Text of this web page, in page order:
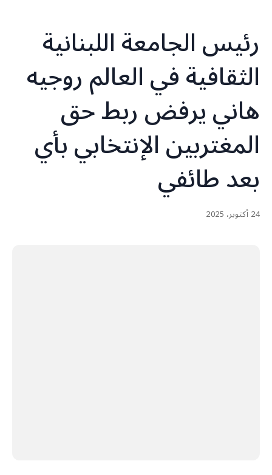
رئيس الجامعة اللبنانية
الثقافية في العالم روجيه
هاني يرفض ربط حق
المغتربين الإنتخابي بأي
بعد طائفي
24 أكتوبر، 2025